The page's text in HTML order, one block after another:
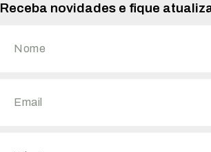
Receba novidades e fique